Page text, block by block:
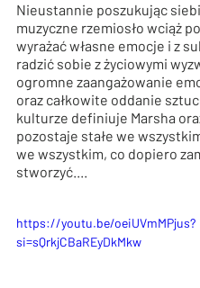
Nieustannie poszukując
muzyczne rzemiosło wciąż
wyrażać własne emocje i z
radzić sobie z życiowymi
ogromne zaangażowanie
oraz całkowite oddanie
kulturze definiuje Marsha
pozostaje stałe we
we wszystkim, co dopiero
stworzyć....
https://youtu.be/oeiUVmMPjus?
si=sQrkjCBaREyDkMkw